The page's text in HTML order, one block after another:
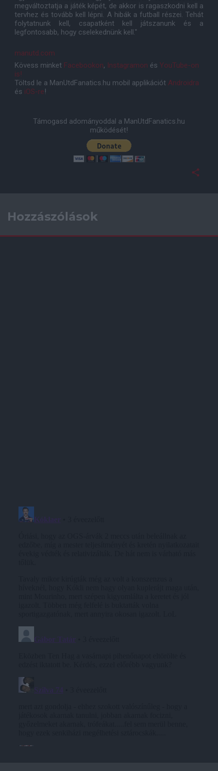
megváltoztatja a játék képét, de akkor is ragaszkodni kell a
tervhez és tovább kell lépni. A hibák a futball részei. Tehát
folytatnunk kell, csapatként kell játszanunk és a
legfontosabb, hogy cselekednünk kell."
manutd.com
Kövess minket Facebookon, Instagramon és YouTube-on
is!
Töltsd le a ManUtdFanatics.hu mobil applikációt Androidra
és iOS-re!
Támogasd adományoddal a ManUtdFanatics.hu
működését!
Hozzászólások